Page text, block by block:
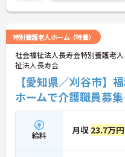
特別養護老人ホーム（特養）
社会福祉法人長寿会特別養護老
祉法人長寿会
【愛知県／刈谷市】
ホームで介護職員募
給料 月収 23.7万円